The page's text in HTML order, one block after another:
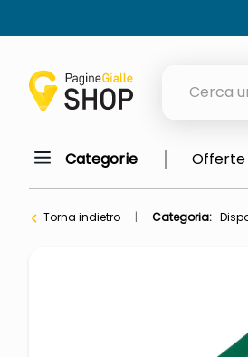
meme
italia
Categorie Offerte
Torna indietro Categoria: